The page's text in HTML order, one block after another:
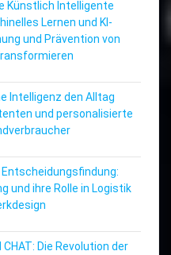
Künstlich Intelligente
Lernen und KI-
und Prävention von
Intelligenz den Alltag
und personalisierte
und ihre Rolle in Logistik
CHAT: Die Revolution der